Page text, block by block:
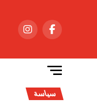
سياسة